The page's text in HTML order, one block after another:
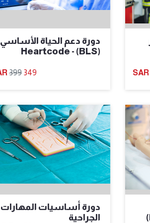
دورة دعم الحياة الأساسي
(BLS) - Heartcode
399 349
دورة أساسيات المهارات
الجراحية